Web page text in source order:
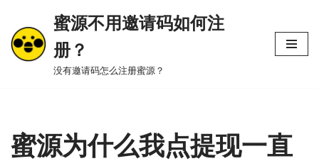
跳
至
蜜源不用邀请码如何注
册？
没有邀请码怎么注册蜜源？
蜜源为什么我点提现一直